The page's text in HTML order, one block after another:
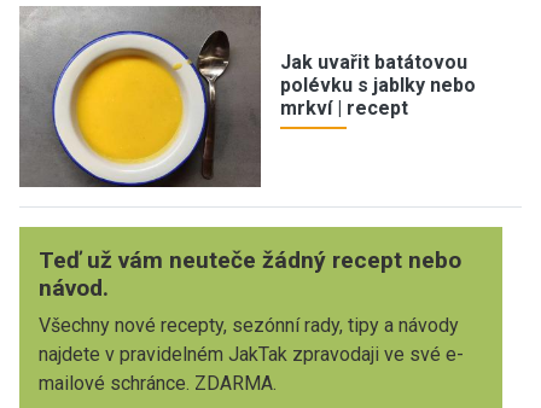
Jak uvařit batátovou
polévku s jablky nebo
mrkví | recept
Teď už vám neuteče žádný recept nebo
návod.
Všechny nové recepty, sezónní rady, tipy a návody
najdete v pravidelném JakTak zpravodaji ve své e-
mailové schránce. ZDARMA.